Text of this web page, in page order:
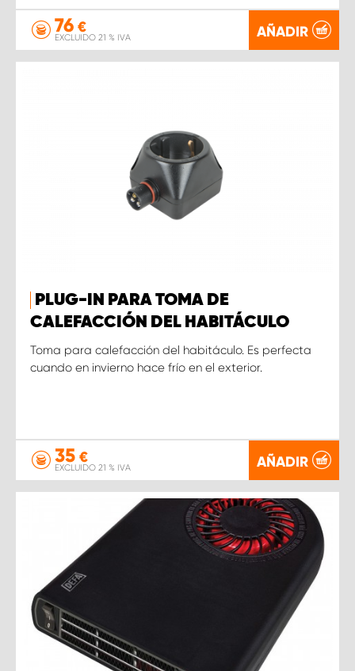
76 €
EXCLUIDO 21 % IVA AÑADIR
PLUG-IN PARA TOMA DE
CALEFACCIÓN DEL HABITÁCULO
Toma para calefacción del habitáculo. Es perfecta
cuando en invierno hace frío en el exterior.
35 €
EXCLUIDO 21 % IVA AÑADIR